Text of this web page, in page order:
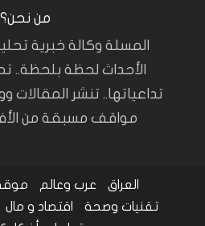
من نحن؟
المسلة وكالة خبرية
الأحداث لحظة بلحظة..
تداعياتها.. تنشر المقالات
مواقف مسبقة من
العراق عرب وعالم
تقنيات وصحة
اقتصاد و مال